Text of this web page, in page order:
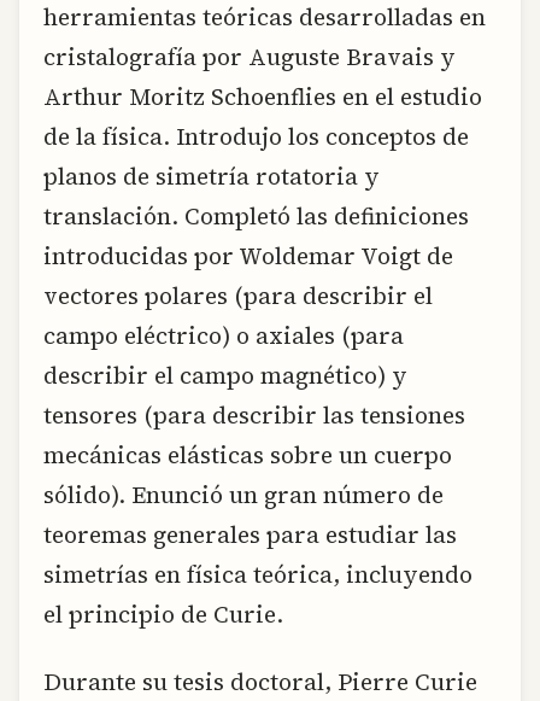
herramientas teóricas desarrolladas en
cristalografía por Auguste Bravais y
Arthur Moritz Schoenflies en el estudio
de la física. Introdujo los conceptos de
planos de simetría rotatoria y
translación. Completó las definiciones
introducidas por Woldemar Voigt de
vectores polares (para describir el
campo eléctrico) o axiales (para
describir el campo magnético) y
tensores (para describir las tensiones
mecánicas elásticas sobre un cuerpo
sólido). Enunció un gran número de
teoremas generales para estudiar las
simetrías en física teórica, incluyendo
el principio de Curie.
Durante su tesis doctoral, Pierre Curie